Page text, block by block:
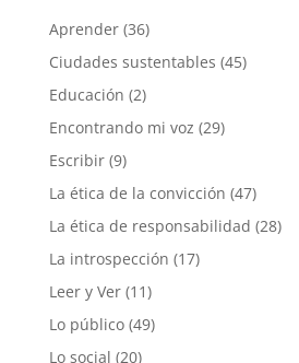
Aprender(36)
Ciudades sustentables (45)
Educación (2)
Encontrando mi voz (29)
Escribir(9)
La ética de la convicción (47)
La ética de responsabilidad (28)
La introspección (17)
Leer y Ver(11)
Lo público(49)
Lo social (20)